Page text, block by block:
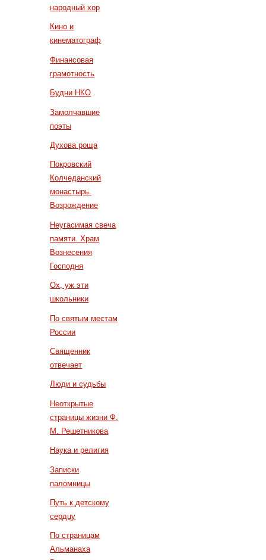
народный хор
Кино и
кинематограф
Финансовая
грамотность
Будни НКО
Замолчавшие
поэты
Духова роща
Покровский
Колчеданский
монастырь.
Возрождение
Неугасимая свеча
памяти. Храм
Вознесения
Господня
Ох, уж эти
школьники
По святым местам
России
Священник
отвечает
Люди и судьбы
Неоткрытые
страницы жизни Ф.
М. Решетникова
Наука и религия
Записки
паломницы
Путь к детскому
сердцу
По страницам
Альманаха